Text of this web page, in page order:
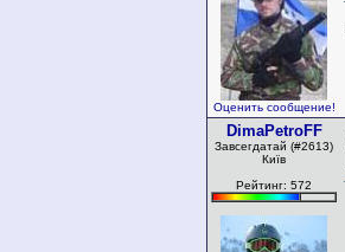
Оценить сообщение!
DimaPetroFF
Завсегдатай (#2613)
Київ
Рейтинг: 572